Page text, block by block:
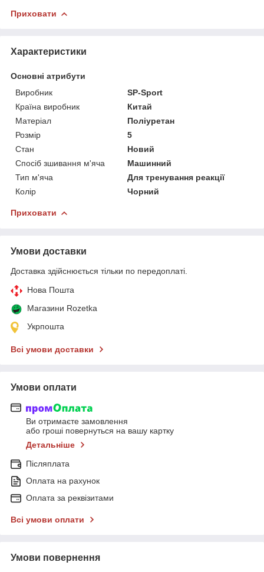
Приховати
Характеристики
Основні атрибути
Виробник
SP-Sport
Країна виробник
Китай
Матеріал
Поліуретан
Розмір
5
Стан
Новий
Спосіб зшивання м'яча
Машинний
Тип м'яча
Для тренування реакції
Колір
Чорний
Приховати
Умови доставки
Доставка здійснюється тільки по передоплаті.
Нова Пошта
Магазини Rozetka
Укрпошта
Всі умови доставки
Умови оплати
Ви отримаєте замовлення
або гроші повернуться на вашу картку
Детальніше
Післяплата
Оплата на рахунок
Оплата за реквізитами
Всі умови оплати
Умови повернення